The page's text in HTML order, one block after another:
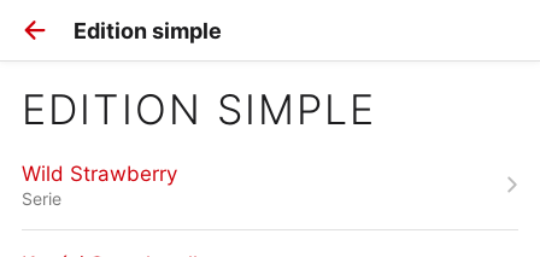
Edition simple
EDITION SIMPLE
Wild Strawberry
Serie